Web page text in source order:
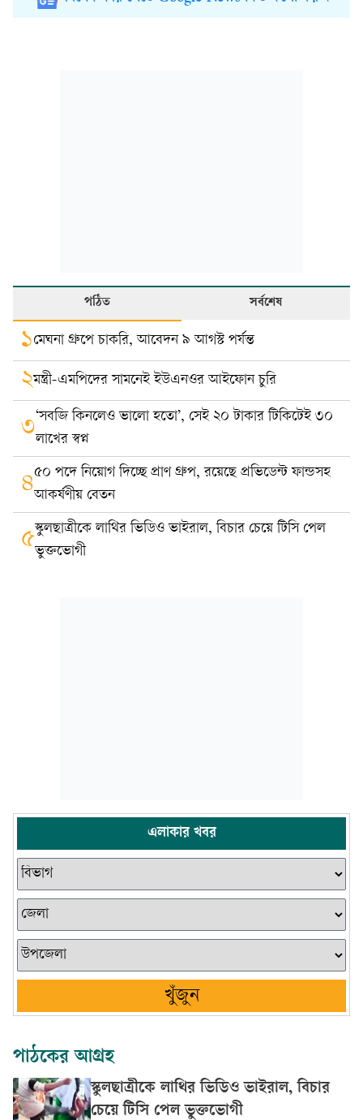
পঠিত সর্বশেষ
১মেঘনা গ্রুপে চাকরি, আবেদন ৯ আগস্ট পর্যন্ত
২মন্ত্রী-এমপিদের সামনেই ইউএনওর আইফোন চুরি
৩‘সবজি কিনলেও ভালো হতো’, সেই ২০ টাকার টিকিটেই ৩০
লাখের স্বপ্ন
৪৫০ পদে নিয়োগ দিচ্ছে প্রাণ গ্রুপ, রয়েছে প্রভিডেন্ট ফান্ডসহ
আকর্ষণীয় বেতন
৫স্কুলছাত্রীকে লাথির ভিডিও ভাইরাল, বিচার চেয়ে টিসি পেল
ভুক্তভোগী
এলাকার খবর
খুঁজুন
পাঠকের আগ্রহ
স্কুলছাত্রীকে লাথির ভিডিও ভাইরাল, বিচার
চেয়ে টিসি পেল ভুক্তভোগী